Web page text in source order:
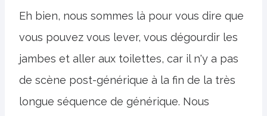
Eh bien, nous sommes là pour vous dire que
vous pouvez vous lever, vous dégourdir les
jambes et aller aux toilettes, car il n'y a pas
de scène post-générique à la fin de la très
longue séquence de générique. Nous